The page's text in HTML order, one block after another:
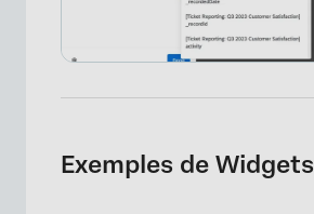
Exemples de Widgets